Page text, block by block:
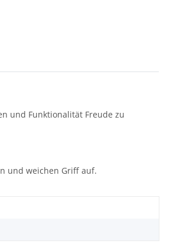
und Funktionalität Freude zu
und weichen Griff auf.